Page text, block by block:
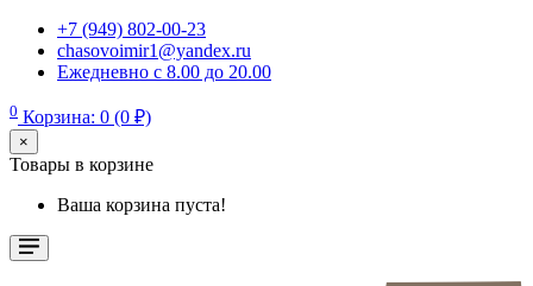
+7 (949) 802-00-23
chasovoimir1@yandex.ru
Ежедневно с 8.00 до 20.00
0 Корзина: 0 (0 ₽)
×
Товары в корзине
Ваша корзина пуста!